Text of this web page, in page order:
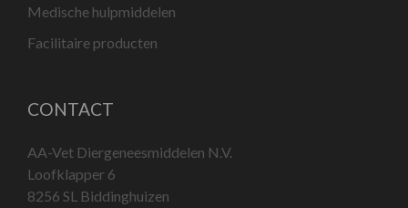
Medische hulpmiddelen
Facilitaire producten
CONTACT
AA-Vet Diergeneesmiddelen N.V.
Loofklapper 6
8256 SL Biddinghuizen